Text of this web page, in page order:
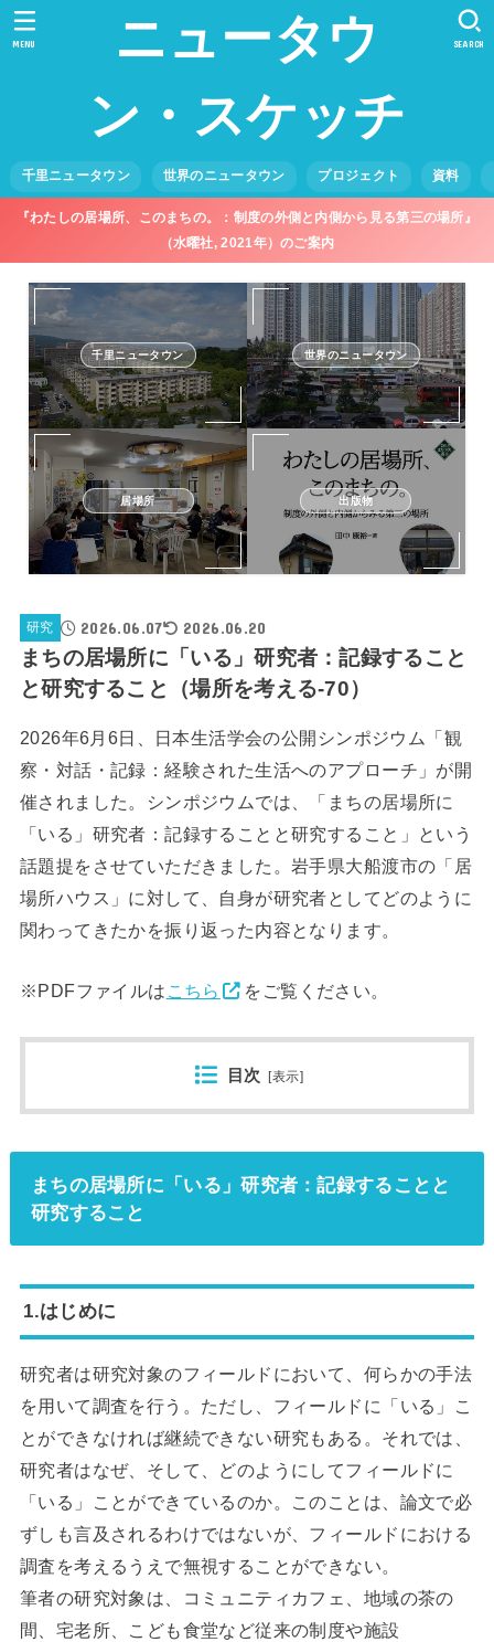
ニュータウ
ン・スケッチ
千里ニュータウン 世界のニュータウン プロジェクト 資料
SEARCH
MENU
『わたしの居場所、このまちの。：制度の外側と内側から見る第三の場所』
（水曜社, 2021年）のご案内
千里ニュータウン 世界のニュータウン
居場所 出版物
研究 2026.06.07 2026.06.20
まちの居場所に「いる」研究者：記録すること
と研究すること（場所を考える-70）
2026年6月6日、日本生活学会の公開シンポジウム「観
察・対話・記録：経験された生活へのアプローチ」が開
催されました。シンポジウムでは、「まちの居場所に
「いる」研究者：記録することと研究すること」という
話題提をさせていただきました。岩手県大船渡市の「居
場所ハウス」に対して、自身が研究者としてどのように
関わってきたかを振り返った内容となります。
※PDFファイルは こちら をご覧ください。
目次 [表示]
まちの居場所に「いる」研究者：記録することと
研究すること
1.はじめに
研究者は研究対象のフィールドにおいて、何らかの手法
を用いて調査を行う。ただし、フィールドに「いる」こ
とができなければ継続できない研究もある。それでは、
研究者はなぜ、そして、どのようにしてフィールドに
「いる」ことができているのか。このことは、論文で必
ずしも言及されるわけではないが、フィールドにおける
調査を考えるうえで無視することができない。
筆者の研究対象は、コミュニティカフェ、地域の茶の
間、宅老所、こども食堂など従来の制度や施設